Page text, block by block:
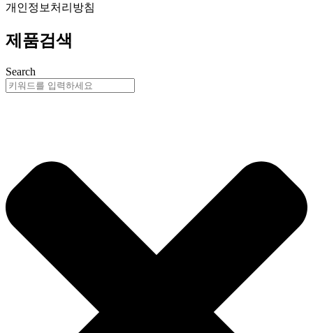
개인정보처리방침
제품검색
Search